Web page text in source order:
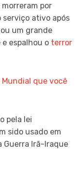
por
serviço ativo após
um grande
espalhou o terror
Mundial que você
pela lei
sido usado em
Guerra Irã-Iraque